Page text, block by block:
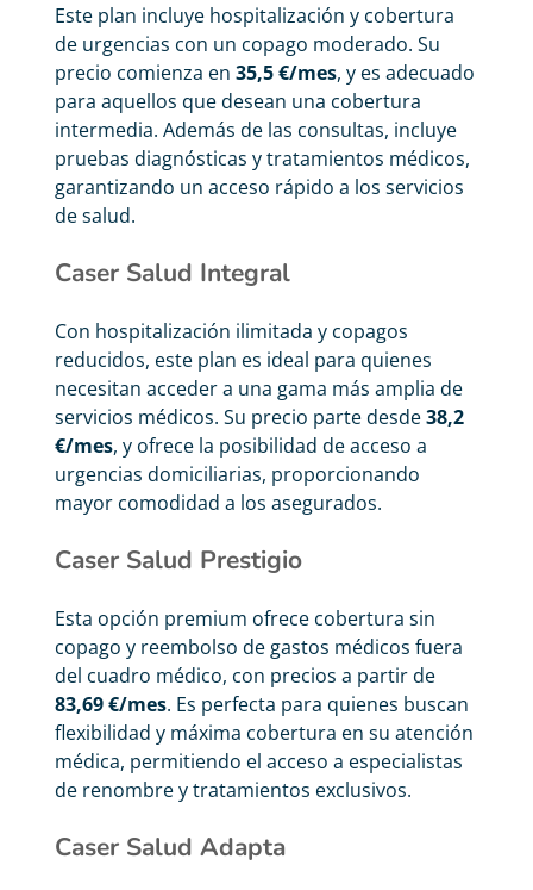
Este plan incluye hospitalización y cobertura
de urgencias con un copago moderado. Su
precio comienza en 35,5 €/mes, y es adecuado
para aquellos que desean una cobertura
intermedia. Además de las consultas, incluye
pruebas diagnósticas y tratamientos médicos,
garantizando un acceso rápido a los servicios
de salud.
Caser Salud Integral
Con hospitalización ilimitada y copagos
reducidos, este plan es ideal para quienes
necesitan acceder a una gama más amplia de
servicios médicos. Su precio parte desde38,2
€/mes, y ofrece la posibilidad de acceso a
urgencias domiciliarias, proporcionando
mayor comodidad a los asegurados.
Caser Salud Prestigio
Esta opción premium ofrece cobertura sin
copago y reembolso de gastos médicos fuera
del cuadro médico, con precios a partir de
83,69 €/mes. Es perfecta para quienes buscan
flexibilidad y máxima cobertura en su atención
médica, permitiendo el acceso a especialistas
de renombre y tratamientos exclusivos.
Caser Salud Adapta